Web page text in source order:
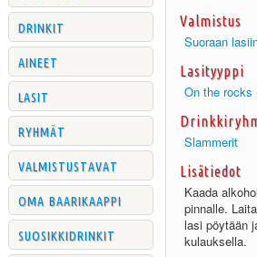
drinkit
aineet
lasit
ryhmät
valmistustavat
oma baarikaappi
suosikkidrinkit
Valmistus
Suoraan
Lasityyppi
On the rocks
Slammerit
Lisätiedot
Kaada
pinnalle.
lasi pöytään
kulauksella.